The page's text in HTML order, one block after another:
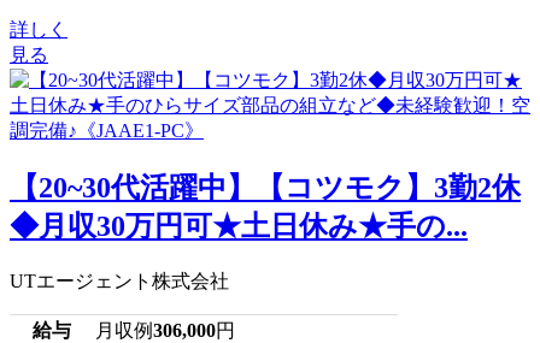
詳しく
見る
【20~30代活躍中】【コツモク】3勤2休
◆月収30万円可★土日休み★手の...
UTエージェント株式会社
給与 月収例306,000円